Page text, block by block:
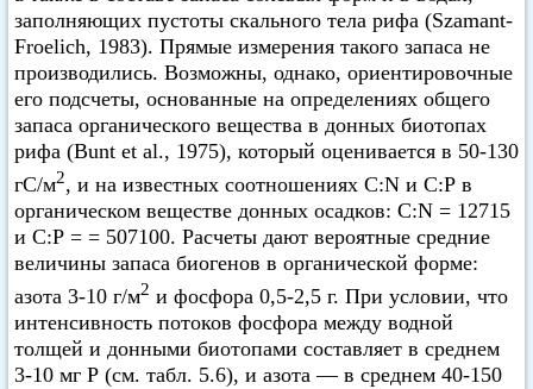
заполняющих пустоты скального тела рифа (Szamant-
Froelich, 1983). Прямые измерения такого запаса не
производились. Возможны, однако, ориентировочные
его подсчеты, основанные на определениях общего
запаса органического вещества в донных биотопах
рифа (Bunt et al., 1975), который оценивается в 50-130
гС/м2, и на известных соотношениях C:N и С:Р в
органическом веществе донных осадков: C:N = 12715
и С:Р = = 507100. Расчеты дают вероятные средние
величины запаса биогенов в органической форме:
азота 3-10 г/м2 и фосфора 0,5-2,5 г. При условии, что
интенсивность потоков фосфора между водной
толщей и донными биотопами составляет в среднем
3-10 мг Р (см. табл. 5.6), и азота — в среднем 40-150